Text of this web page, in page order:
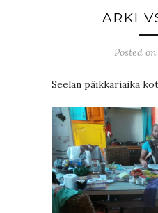
ARKI
Posted
Seelan päikkäriaika